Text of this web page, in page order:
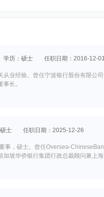
学历：硕士 任职日期：2016-12-
从业经验。曾任宁波银行股份有限公
长。
士 任职日期：2025-12-26
事，硕士。曾任Oversea-
加坡华侨银行集团行政总裁顾问兼上